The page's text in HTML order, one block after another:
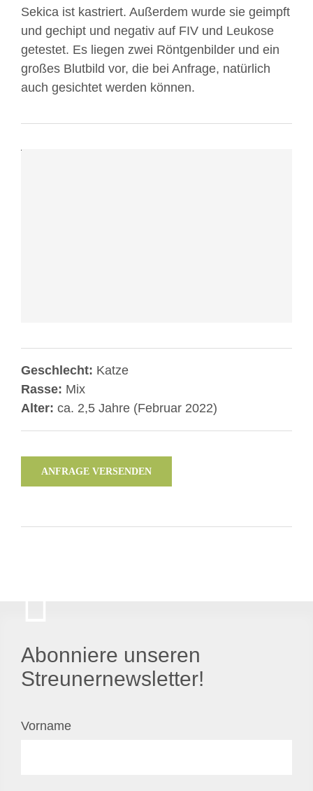
Sekica ist kastriert. Außerdem wurde sie geimpft
und gechipt und negativ auf FIV und Leukose
getestet. Es liegen zwei Röntgenbilder und ein
großes Blutbild vor, die bei Anfrage, natürlich
auch gesichtet werden können.
Laden
des
Videos
akzeptieren
Sie
die
von
Geschlecht: Katze
Rasse: Mix
Alter: ca. 2,5 Jahre (Februar 2022)
ANFRAGE VERSENDEN
Abonniere unseren
Streunernewsletter!
Vorname